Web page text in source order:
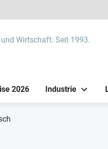
Wirtschaft. Seit 1993.
2026 Industrie